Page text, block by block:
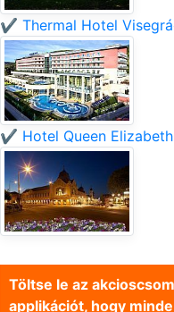
✔️ Thermal Hotel
✔️ Hotel Queen
Töltse le az
applikációt, hogy